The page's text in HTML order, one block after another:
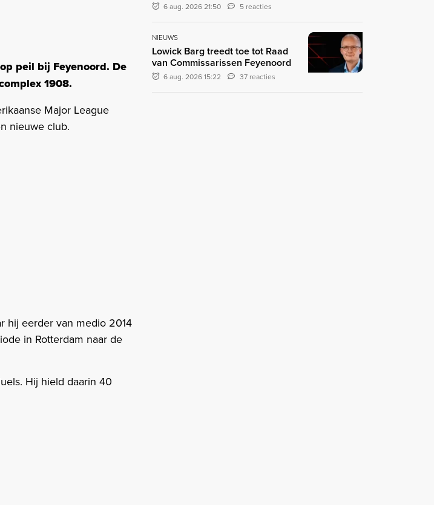
peil bij Feyenoord. De
1908.
Major League
nieuwe club.
hij eerder van medio 2014
in Rotterdam naar de
Hij hield daarin 40
6 aug. 2026 21:50 5 reacties
NIEUWS
Lowick Barg treedt toe tot Raad
van Commissarissen Feyenoord
6 aug. 2026 15:22 37 reacties